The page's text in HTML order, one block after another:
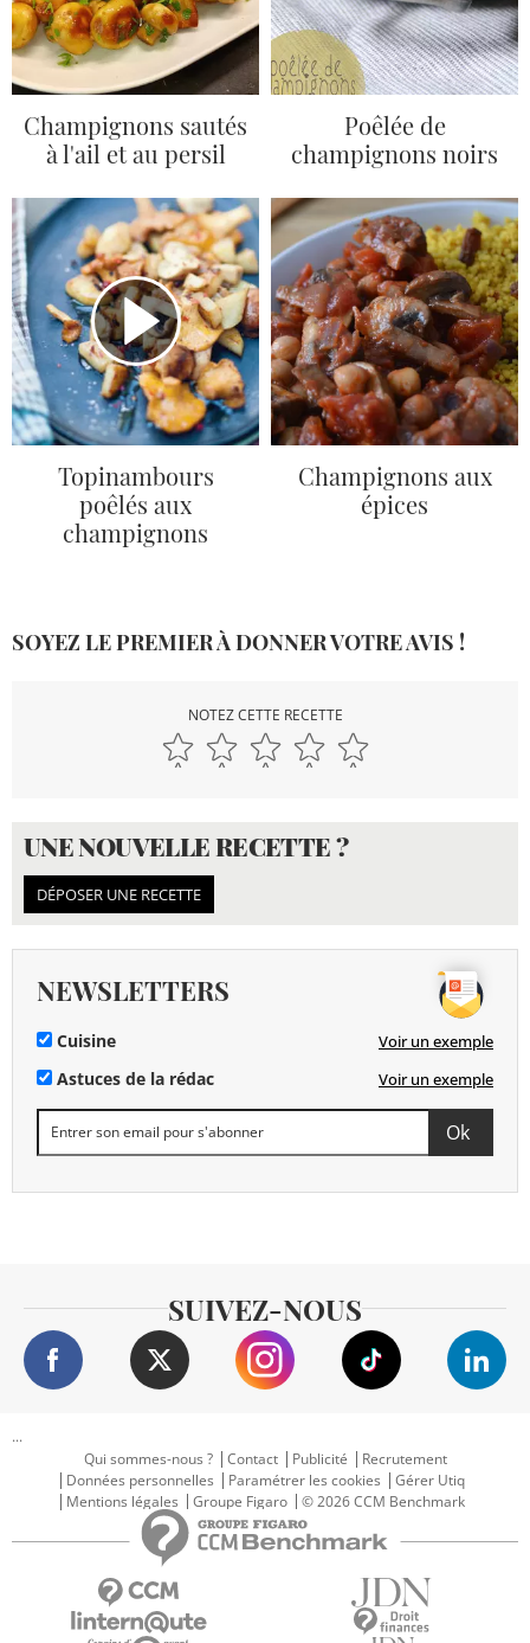
Champignons sautés
à l'ail et au persil
Poêlée de
champignons noirs
Topinambours
poêlés aux
champignons
Champignons aux
épices
SOYEZ LE PREMIER À DONNER VOTRE AVIS !
NOTEZ CETTE RECETTE
UNE NOUVELLE RECETTE ?
DÉPOSER UNE RECETTE
NEWSLETTERS
Cuisine Voir un exemple
Astuces de la rédac Voir un exemple
SUIVEZ-NOUS
...
Qui sommes-nous ?
Contact Publicité
Recrutement
Données personnelles
Paramétrer les cookies
Gérer Utiq
Mentions légales
Groupe Figaro © 2026 CCM Benchmark